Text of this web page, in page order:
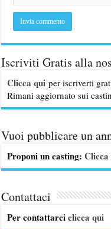
Iscriviti Gratis alla
Clicca qui per iscriverti
Rimani aggiornato sui
Vuoi pubblicare un
Proponi un casting:Clicca
Contattaci
Per contattarciclicca qui